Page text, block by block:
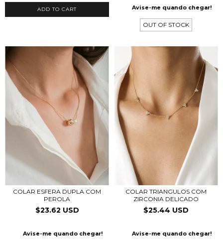
ADD TO CART Avise-me quando chegar!
OUT OF STOCK
COLAR ESFERA DUPLA COM
PEROLA
$23.62 USD
Avise-me quando chegar!
COLAR TRIANGULOS COM
ZIRCONIA DELICADO
$25.44 USD
Avise-me quando chegar!